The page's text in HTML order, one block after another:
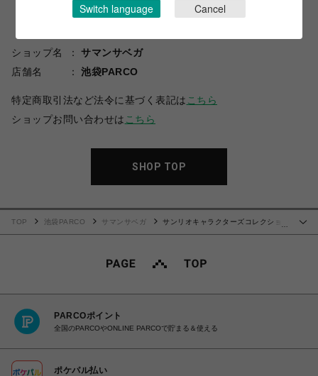
ショップ名
サマンサベガ
店舗名
池袋PARCO
特定商取引法など法令に基づく表記は こちら
ショップお問い合わせは こちら
SHOP TOP
TOP 池袋PARCO サマンサベガ
サンリオキャラクターズコレクション
PARCOポイント
全国のPARCOやONLINE PARCOで貯まる＆使える
ポケパル払い
Switch language Cancel